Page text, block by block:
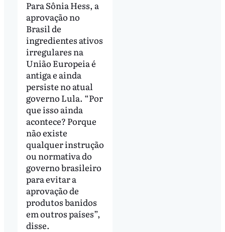
Para Sônia Hess, a
aprovação no
Brasil de
ingredientes ativos
irregulares na
União Europeia é
antiga e ainda
persiste no atual
governo Lula. “Por
que isso ainda
acontece? Porque
não existe
qualquer instrução
ou normativa do
governo brasileiro
para evitar a
aprovação de
produtos banidos
em outros países”,
disse.